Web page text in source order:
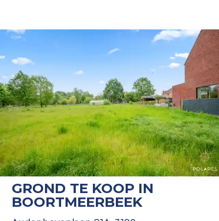
GROND TE KOOP IN
BOORTMEERBEEK